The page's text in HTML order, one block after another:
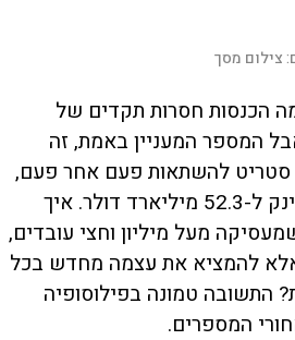
צילום מסך
רשמה הכנסות חסרות תקדים של
אבל המספר המעניין באמת, זה
סטריט להשתאות פעם אחר פעם,
הוא הרווח התפעולי, שזינק ל-52.3 מיליארד דולר. איך
מעל מיליון וחצי עובדים,
להמציא את עצמה מחדש בכל
התשובה טמונה בפילוסופיה
המספרים.